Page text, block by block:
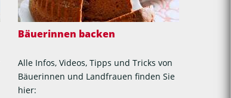
Bäuerinnen backen
Alle Infos, Videos, Tipps und Tricks von
Bäuerinnen und Landfrauen finden Sie
hier: